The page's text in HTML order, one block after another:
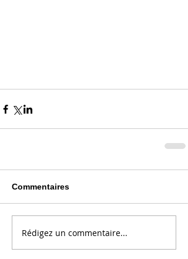
Commentaires
Rédigez un commentaire...